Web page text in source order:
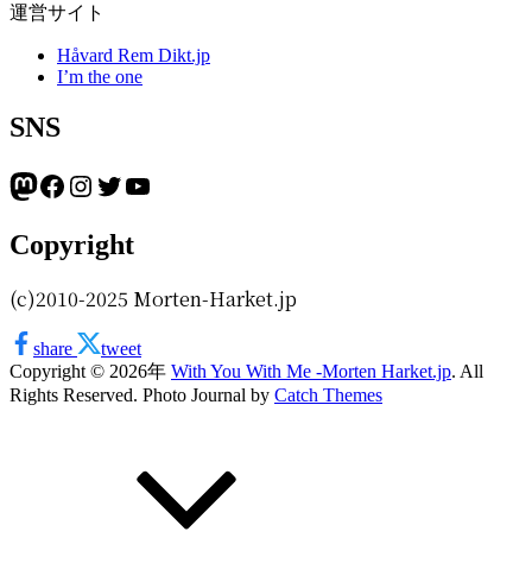
運営サイト
Håvard Rem Dikt.jp
I’m the one
SNS
Mastodon
Facebook
Instagram
Twitter
YouTube
Copyright
(c)2010-2025 Morten-Harket.jp
share
tweet
Copyright © 2026年 With You With Me -Morten Harket.jp. All
Rights Reserved. Photo Journal by Catch Themes